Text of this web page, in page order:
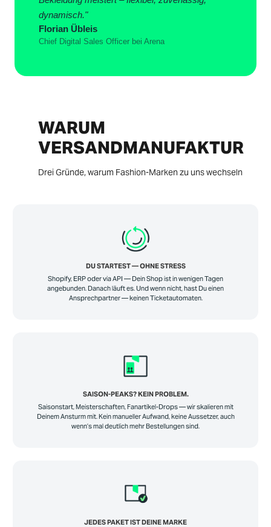
dynamisch."
Florian Übleis
Chief Digital Sales Officer bei Arena
WARUM
VERSANDMANUFAKTUR
Drei Gründe, warum Fashion-Marken zu uns wechseln
DU STARTEST — OHNE STRESS
Shopify, ERP oder via API — Dein Shop ist in wenigen Tagen
angebunden. Danach läuft es. Und wenn nicht, hast Du einen
Ansprechpartner — keinen Ticketautomaten.
SAISON-PEAKS? KEIN PROBLEM.
Saisonstart, Meisterschaften, Fanartikel-Drops — wir skalieren mit
Deinem Ansturm mit. Kein manueller Aufwand, keine Aussetzer, auch
wenn’s mal deutlich mehr Bestellungen sind.
JEDES PAKET IST DEINE MARKE